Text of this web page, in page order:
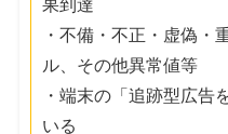
果到達
・不備・不正・虚偽・
ル、その他異常値等
・端末の「追跡型広告
いる